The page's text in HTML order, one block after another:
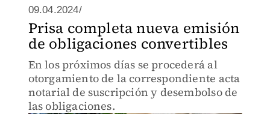
09.04.2024/
Prisa completa nueva emisión
de obligaciones convertibles
En los próximos días se procederá al
otorgamiento de la correspondiente acta
notarial de suscripción y desembolso de
las obligaciones.